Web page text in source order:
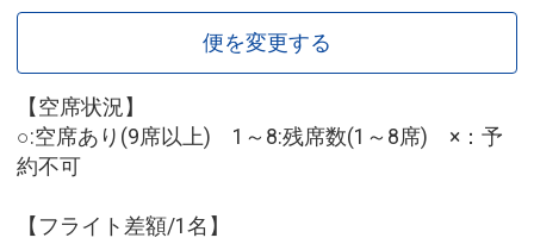
便を変更する
【空席状況】
○:空席あり(9席以上) 1～8:残席数(1～8席) ×：予
約不可
【フライト差額/1名】